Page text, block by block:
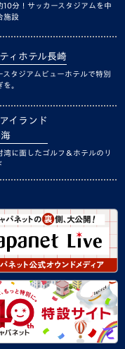
10分！サッカースタジアムを中
施設
ィホテル長崎
スタジアムビューホテルで特別
。
イランド
湾に面したゴルフ＆ホテルのリ